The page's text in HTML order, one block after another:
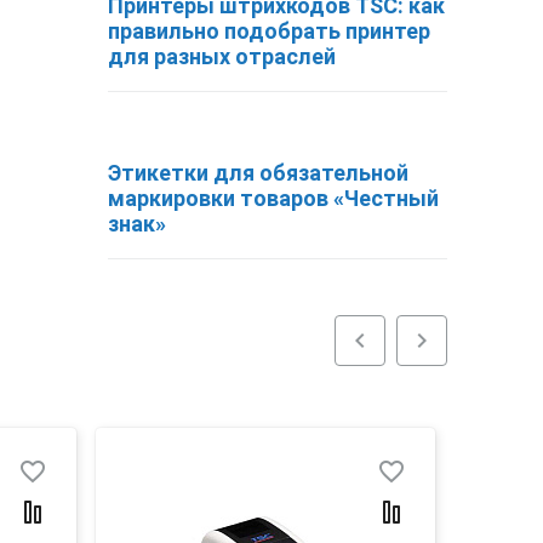
Принтеры штрихкодов TSC: как
правильно подобрать принтер
для разных отраслей
Этикетки для обязательной
маркировки товаров «Честный
знак»
chevron_left chevron_right
favorite_border favorite_border